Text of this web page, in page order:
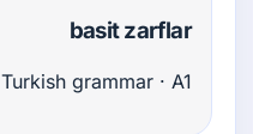
basit zarflar
Turkish grammar · A1